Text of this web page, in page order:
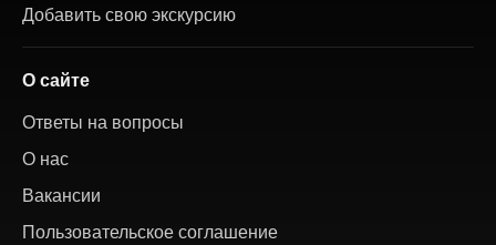
Добавить свою экскурсию
О сайте
Ответы на вопросы
О нас
Вакансии
Пользовательское соглашение